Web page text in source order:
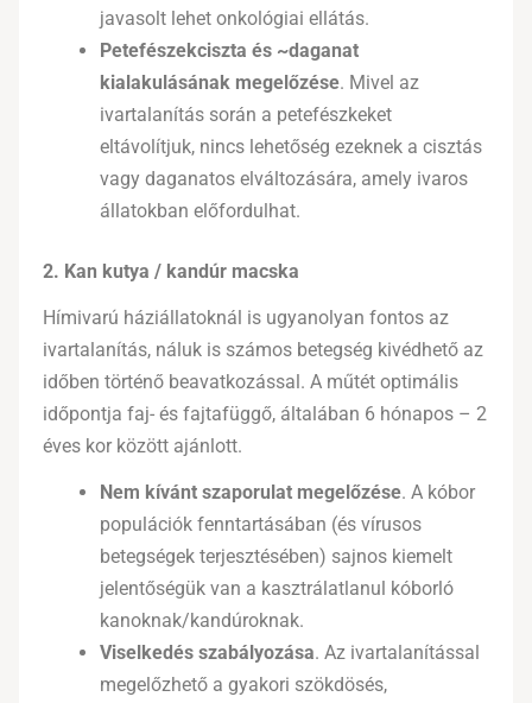
javasolt lehet onkológiai ellátás.
Petefészekciszta és ~daganat
kialakulásának megelőzése. Mivel az
ivartalanítás során a petefészkeket
eltávolítjuk, nincs lehetőség ezeknek a cisztás
vagy daganatos elváltozására, amely ivaros
állatokban előfordulhat.
2. Kan kutya / kandúr macska
Hímivarú háziállatoknál is ugyanolyan fontos az
ivartalanítás, náluk is számos betegség kivédhető az
időben történő beavatkozással. A műtét optimális
időpontja faj- és fajtafüggő, általában 6 hónapos – 2
éves kor között ajánlott.
Nem kívánt szaporulat megelőzése. A kóbor
populációk fenntartásában (és vírusos
betegségek terjesztésében) sajnos kiemelt
jelentőségük van a kasztrálatlanul kóborló
kanoknak/kandúroknak.
Viselkedés szabályozása. Az ivartalanítással
megelőzhető a gyakori szökdösés,